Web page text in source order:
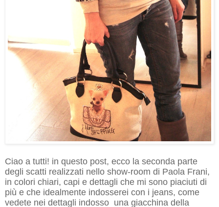
Ciao a tutti! in questo post, ecco la seconda parte
degli scatti realizzati nello show-room di Paola Frani,
in colori chiari, capi e dettagli che mi sono piaciuti di
più e che idealmente indosserei con i jeans, come
vedete nei dettagli indosso una giacchina della